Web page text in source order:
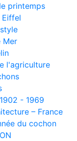
printemps
Eiffel
Mer
l'agriculture
- 1969
– France
du cochon